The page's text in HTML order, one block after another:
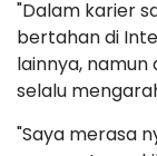
"Dalam karier
bertahan di
lainnya,
selalu
"Saya merasa